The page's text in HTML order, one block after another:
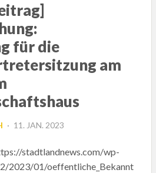
für die
am
POSTED
11. JAN. 2023
stadtlandnews.com/wp-
2023/01/oeffentliche_Bekannt